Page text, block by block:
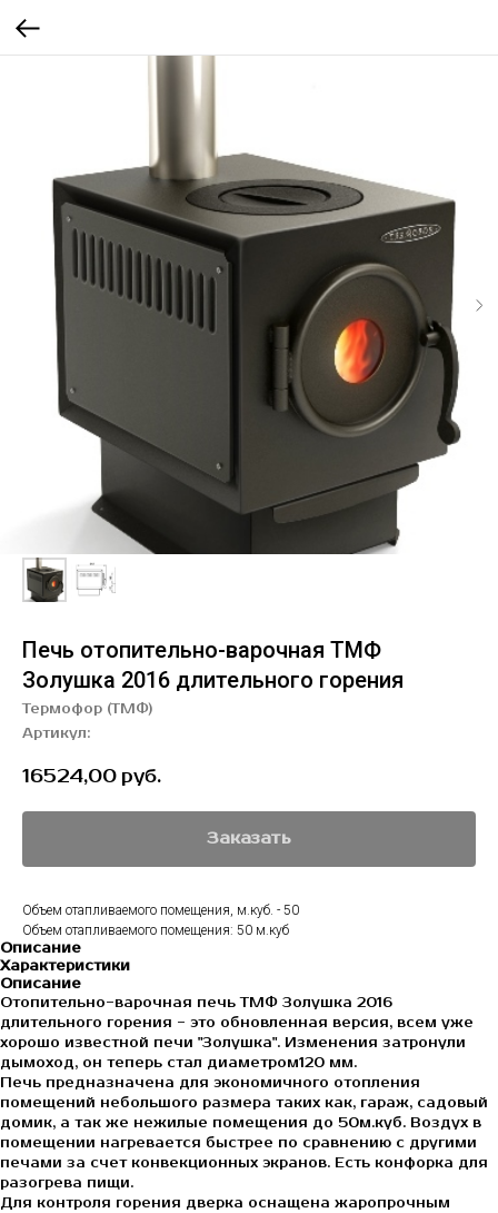
Печь отопительно-варочная ТМФ
Золушка 2016 длительного горения
Термофор (ТМФ)
Артикул:
16524,00 руб.
Заказать
Объем отапливаемого помещения, м.куб. - 50
Объем отапливаемого помещения: 50 м.куб
Описание
Характеристики
Описание
Отопительно-варочная печь ТМФ Золушка 2016
длительного горения - это обновленная версия, всем уже
хорошо известной печи "Золушка". Изменения затронули
дымоход, он теперь стал диаметром120 мм.
Печь предназначена для экономичного отопления
помещений небольшого размера таких как, гараж, садовый
домик, а так же нежилые помещения до 50м.куб. Воздух в
помещении нагревается быстрее по сравнению с другими
печами за счет конвекционных экранов. Есть конфорка для
разогрева пищи.
Для контроля горения дверка оснащена жаропрочным